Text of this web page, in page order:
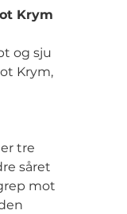
Krym
og sju
Krym,
tre
såret
mot